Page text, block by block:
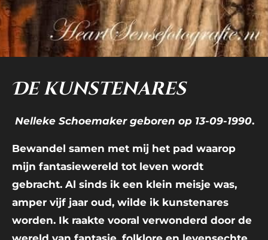
De kunstenares
Nelleke Schoemaker geboren op 13-09-1990.
Bewandel samen met mij het pad waarop
mijn fantasiewereld tot leven wordt
gebracht. Al sinds ik een klein meisje was,
amper vijf jaar oud, wilde ik kunstenares
worden. Ik raakte vooral verwonderd door de